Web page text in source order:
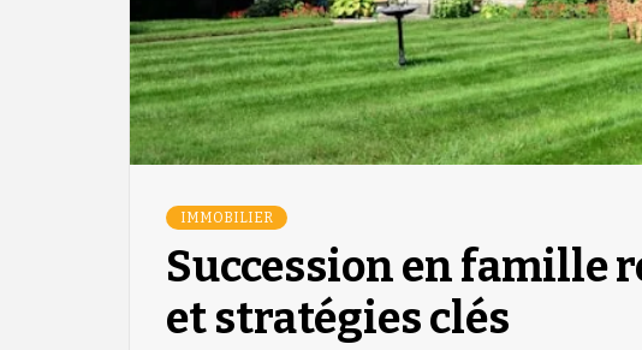
IMMOBILIER
Succession en famille
et stratégies clés